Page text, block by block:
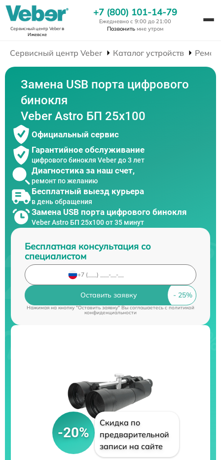
Сервисный центр Veberв
Ижевске
+7 (800) 101-14-79
Ежедневно с 9:00 до 21:00
Позвонить мне утром
Сервисный центр Veber Каталог устройств
Замена USB порта цифрового
бинокля
Veber Astro БП 25x100
Официальный сервис
Гарантийное обслуживание
цифрового бинокля Veber до 3 лет
Диагностика за наш счет,
ремонт по желанию
Бесплатный выезд курьера
в день обращения
Замена USB порта цифрового бинокля
Veber Astro БП 25x100 от 35 минут
Бесплатная консультация со
специалистом
Оставить заявку
Нажимая на кнопку "Оставить заявку" Вы соглашаетесь cполитикой
конфиденциальности
-20%
Скидка по
предварительной
записи на сайте